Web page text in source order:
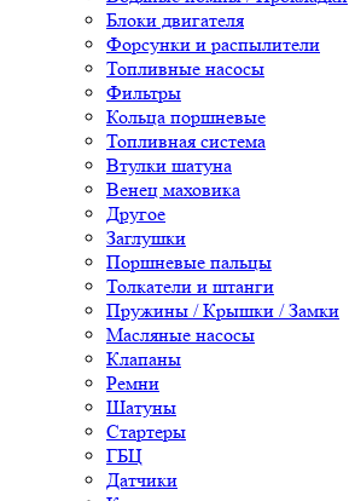
Блоки двигателя
Форсунки и распылители
Топливные насосы
Фильтры
Кольца поршневые
Топливная система
Втулки шатуна
Венец маховика
Другое
Заглушки
Поршневые пальцы
Толкатели и штанги
Пружины / Крышки / Замки
Масляные насосы
Клапаны
Ремни
Шатуны
Стартеры
ГБЦ
Датчики